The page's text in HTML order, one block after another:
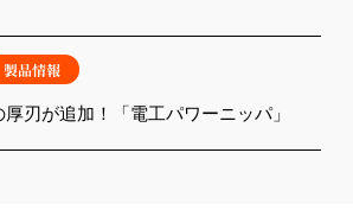
製品情報
刃が追加！「電工パワーニッパ」